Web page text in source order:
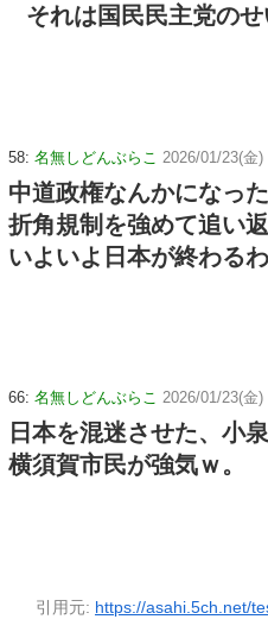
それは国民民主党のせ
58: 名無しどんぶらこ 2026/01/23(金
中道政権なんかになった
折角規制を強めて追い
いよいよ日本が終わるわ
66: 名無しどんぶらこ 2026/01/23(金
日本を混迷させた、小
横須賀市民が強気ｗ。
引用元: https://asahi.5ch.net/